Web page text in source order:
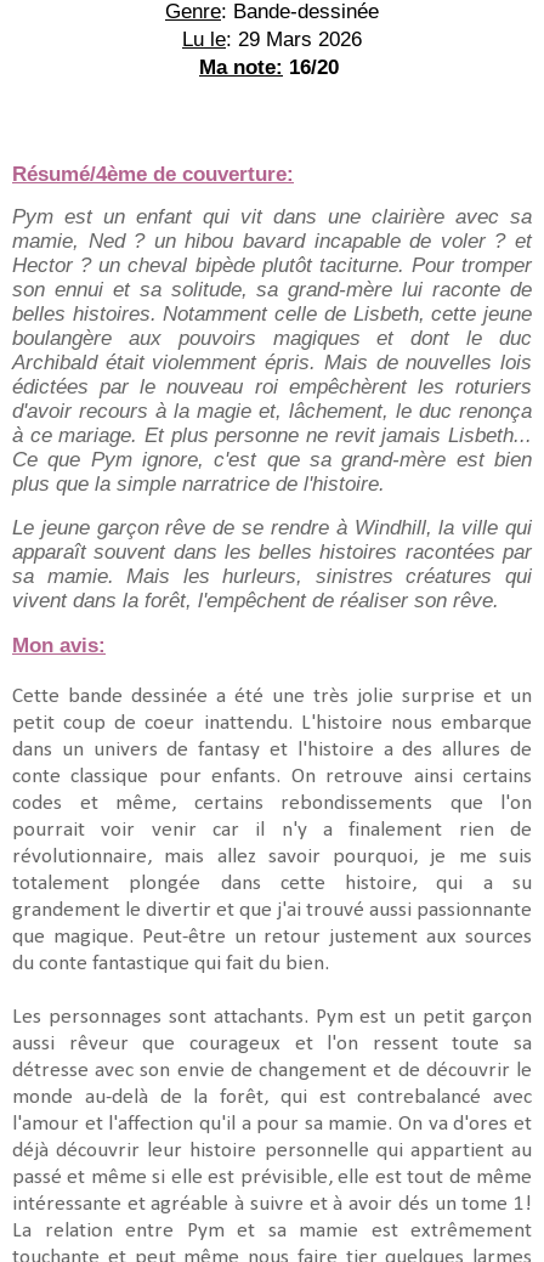
Genre: Bande-dessinée
Lu le: 29 Mars 2026
Ma note: 16/20
Résumé/4ème de couverture:
Pym est un enfant qui vit dans une clairière avec sa
mamie, Ned ? un hibou bavard incapable de voler ? et
Hector ? un cheval bipède plutôt taciturne. Pour tromper
son ennui et sa solitude, sa grand-mère lui raconte de
belles histoires. Notamment celle de Lisbeth, cette jeune
boulangère aux pouvoirs magiques et dont le duc
Archibald était violemment épris. Mais de nouvelles lois
édictées par le nouveau roi empêchèrent les roturiers
d'avoir recours à la magie et, lâchement, le duc renonça
à ce mariage. Et plus personne ne revit jamais Lisbeth...
Ce que Pym ignore, c'est que sa grand-mère est bien
plus que la simple narratrice de l'histoire.
Le jeune garçon rêve de se rendre à Windhill, la ville qui
apparaît souvent dans les belles histoires racontées par
sa mamie. Mais les hurleurs, sinistres créatures qui
vivent dans la forêt, l'empêchent de réaliser son rêve.
Mon avis:
Cette bande dessinée a été une très jolie surprise et un
petit coup de coeur inattendu. L'histoire nous embarque
dans un univers de fantasy et l'histoire a des allures de
conte classique pour enfants. On retrouve ainsi certains
codes et même, certains rebondissements que l'on
pourrait voir venir car il n'y a finalement rien de
révolutionnaire, mais allez savoir pourquoi, je me suis
totalement plongée dans cette histoire, qui a su
grandement le divertir et que j'ai trouvé aussi passionnante
que magique. Peut-être un retour justement aux sources
du conte fantastique qui fait du bien.
Les personnages sont attachants. Pym est un petit garçon
aussi rêveur que courageux et l'on ressent toute sa
détresse avec son envie de changement et de découvrir le
monde au-delà de la forêt, qui est contrebalancé avec
l'amour et l'affection qu'il a pour sa mamie. On va d'ores et
déjà découvrir leur histoire personnelle qui appartient au
passé et même si elle est prévisible, elle est tout de même
intéressante et agréable à suivre et à avoir dés un tome 1!
La relation entre Pym et sa mamie est extrêmement
touchante et peut même nous faire tier quelques larmes